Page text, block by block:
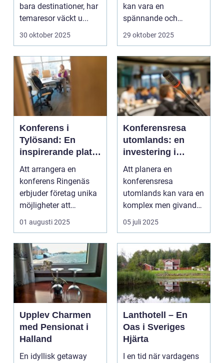
bara destinationer, har
temaresor väckt u...
30 oktober 2025
kan vara en
spännande och
överväldi...
29 oktober 2025
Konferens i
Tylösand: En
inspirerande plats
för din nästa
företagssammank
omst
Att arrangera en
konferens Ringenäs
erbjuder företag unika
möjligheter att
kombinera ...
01 augusti 2025
Konferensresa
utomlands: en
investering i
kunskap och
nätverk
Att planera en
konferensresa
utomlands kan vara en
komplex men givande
upplevelse som
öppnar up...
05 juli 2025
Upplev Charmen
med Pensionat i
Halland
En idyllisk getaway
Lanthotell – En
Oas i Sveriges
Hjärta
I en tid när vardagens